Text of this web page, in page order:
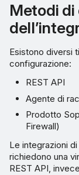
Metodi
Esistono diversi
configurazione:
REST API
Agente di
Prodotto
Firewall)
Le integrazioni
richiedono una
REST API,